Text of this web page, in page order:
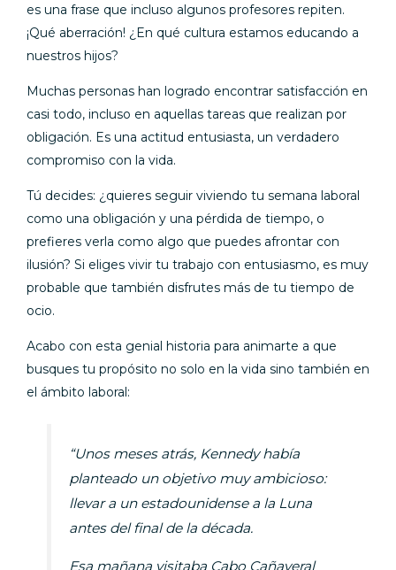
es una frase que incluso algunos profesores repiten.
¡Qué aberración! ¿En qué cultura estamos educando a
nuestros hijos?
Muchas personas han logrado encontrar satisfacción en
casi todo, incluso en aquellas tareas que realizan por
obligación. Es una actitud entusiasta, un verdadero
compromiso con la vida.
Tú decides: ¿quieres seguir viviendo tu semana laboral
como una obligación y una pérdida de tiempo, o
prefieres verla como algo que puedes afrontar con
ilusión? Si eliges vivir tu trabajo con entusiasmo, es muy
probable que también disfrutes más de tu tiempo de
ocio.
Acabo con esta genial historia para animarte a que
busques tu propósito no solo en la vida sino también en
el ámbito laboral:
“Unos meses atrás, Kennedy había
planteado un objetivo muy ambicioso:
llevar a un estadounidense a la Luna
antes del final de la década.
Esa mañana visitaba Cabo Cañaveral